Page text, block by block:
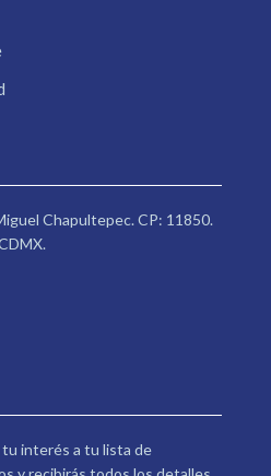
Chapultepec. CP: 11850.
interés a tu lista de